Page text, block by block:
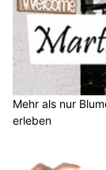
Mehr als nur
erleben